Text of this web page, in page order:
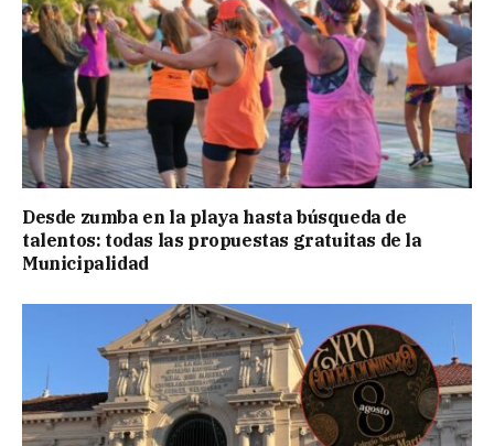
Desde zumba en la playa hasta búsqueda de
talentos: todas las propuestas gratuitas de la
Municipalidad